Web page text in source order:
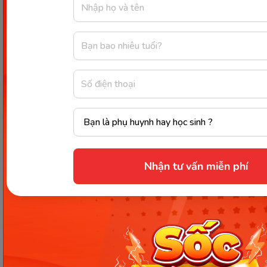
Nhận tư vấn miễn phí
1200mg canxi bằng các loại thực phẩm như
sữa, cải xoăn, ngũ cốc, nước ép trái cây.
Tăng cường vitamin D thông qua việc uống
sữa, nước cam, hay thức ăn như cá hồi.
Cung cấp đủ protein cho cơ thể thông qua
các loại thức ăn như thịt nạc, thịt gia cầm, cá và
Cần nạp khoảng 1000 mg sắt mỗi ngày để
cung cấp cho sự phát triển của thai nhi, tăng
lưu lượng máu cho người mẹ.
Uống khoảng 10 - 12 ly nước lọc (tương đương
2- 3 lít) mỗi ngày để hỗ trợ hoạt động bài tiết,